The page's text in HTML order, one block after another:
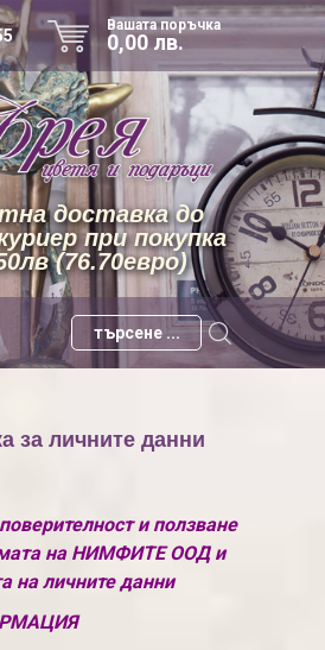
Вашата поръчка
0,00 лв.
доставка до
при покупка
(76.70евро)
за личните данни
и ползване
на НИМФИТЕ ООД и
на личните данни